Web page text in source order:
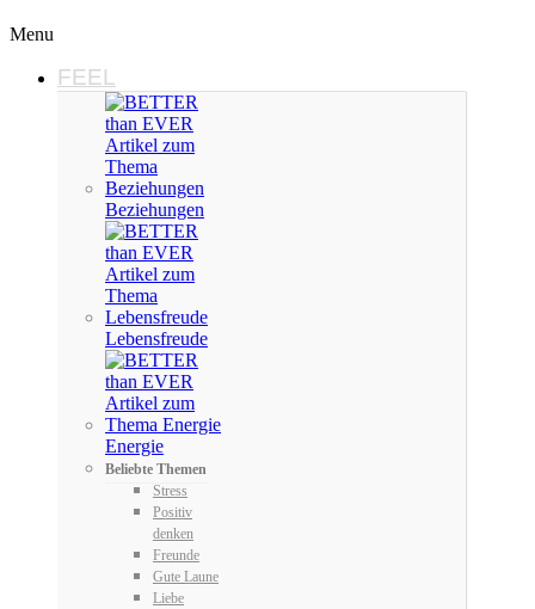
Menu
FEEL
Beziehungen
Lebensfreude
Energie
Beliebte Themen
Stress
Positiv
denken
Freunde
Gute Laune
Liebe